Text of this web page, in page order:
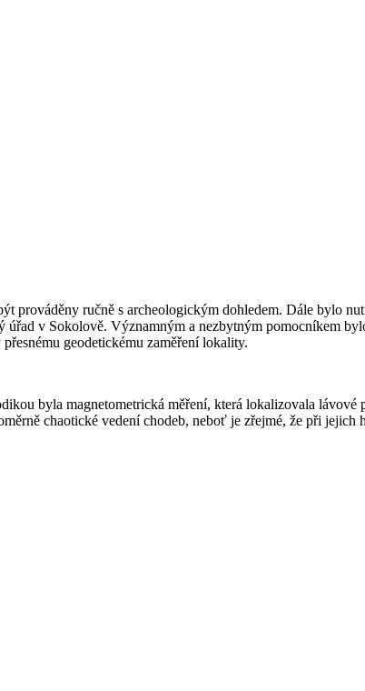
prováděny ručně s archeologickým dohledem. Dále bylo
v Sokolově. Významným a nezbytným pomocníkem
geodetickému zaměření lokality.
byla magnetometrická měření, která lokalizovala
chaotické vedení chodeb, neboť je zřejmé, že při